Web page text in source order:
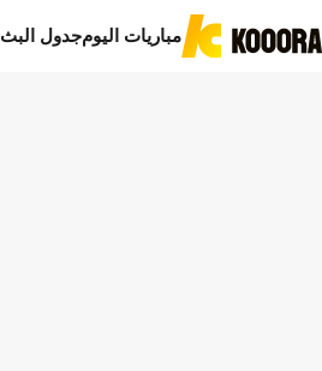
مباريات اليومجدول البث